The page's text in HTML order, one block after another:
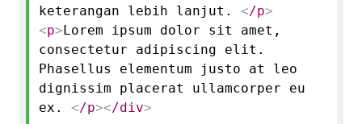
keterangan lebih lanjut. </p>
<p>Lorem ipsum dolor sit amet,
consectetur adipiscing elit.
Phasellus elementum justo at leo
dignissim placerat ullamcorper eu
ex. </p></div>